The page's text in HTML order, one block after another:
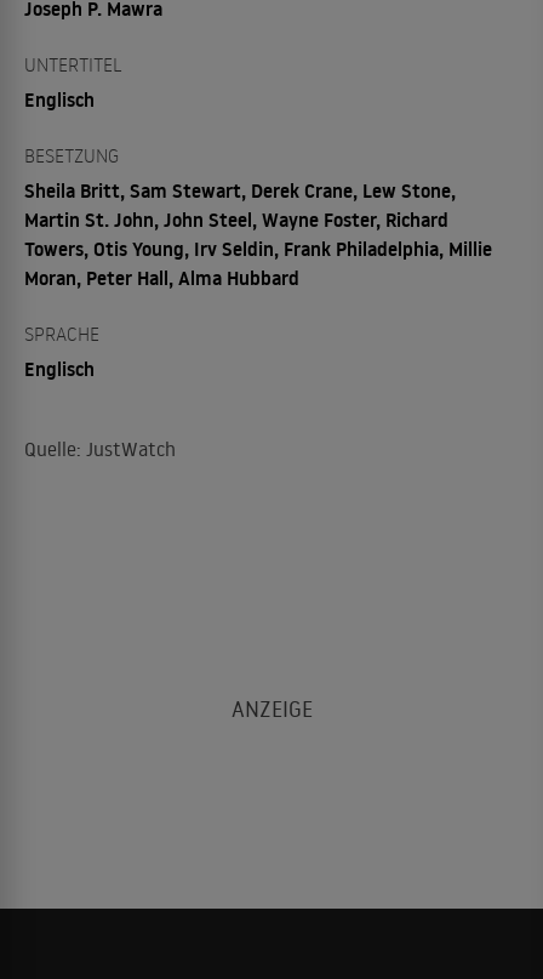
Joseph P. Mawra
UNTERTITEL
Englisch
BESETZUNG
Sheila Britt, Sam Stewart, Derek Crane, Lew Stone,
Martin St. John, John Steel, Wayne Foster, Richard
Towers, Otis Young, Irv Seldin, Frank Philadelphia, Millie
Moran, Peter Hall, Alma Hubbard
SPRACHE
Englisch
Quelle: JustWatch